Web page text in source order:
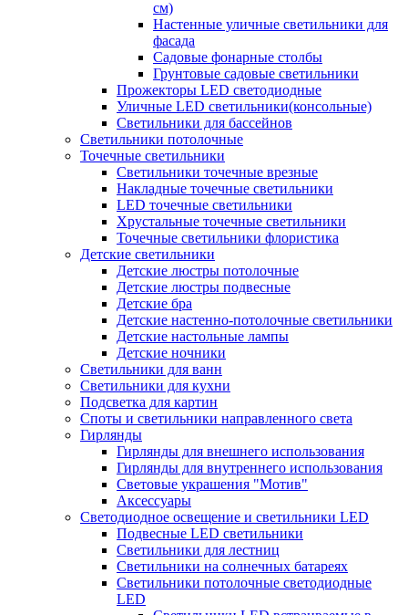
см)
Настенные уличные светильники для
фасада
Садовые фонарные столбы
Грунтовые садовые светильники
Прожекторы LED светодиодные
Уличные LED светильники(консольные)
Светильники для бассейнов
Светильники потолочные
Точечные светильники
Светильники точечные врезные
Накладные точечные светильники
LED точечные светильники
Хрустальные точечные светильники
Точечные светильники флористика
Детские светильники
Детские люстры потолочные
Детские люстры подвесные
Детские бра
Детские настенно-потолочные светильники
Детские настольные лампы
Детские ночники
Светильники для ванн
Светильники для кухни
Подсветка для картин
Споты и светильники направленного света
Гирлянды
Гирлянды для внешнего использования
Гирлянды для внутреннего использования
Световые украшения "Мотив"
Аксессуары
Светодиодное освещение и светильники LED
Подвесные LED светильники
Светильники для лестниц
Светильники на солнечных батареях
Светильники потолочные светодиодные
LED